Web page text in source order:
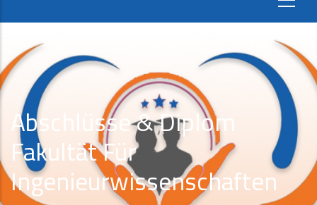
Abschlüsse & Diplom
Fakultät Für
Ingenieurwissenschaften